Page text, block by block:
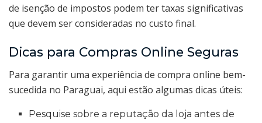
de isenção de impostos podem ter taxas significativas
que devem ser consideradas no custo final.
Dicas para Compras Online Seguras
Para garantir uma experiência de compra online bem-
sucedida no Paraguai, aqui estão algumas dicas úteis:
Pesquise sobre a reputação da loja antes de